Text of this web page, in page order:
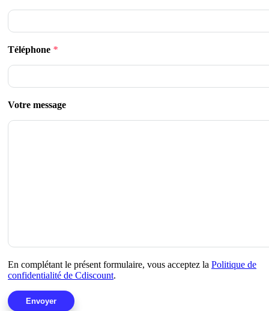
Téléphone *
Votre message
En complétant le présent formulaire, vous acceptez la Politique de
confidentialité de Cdiscount.